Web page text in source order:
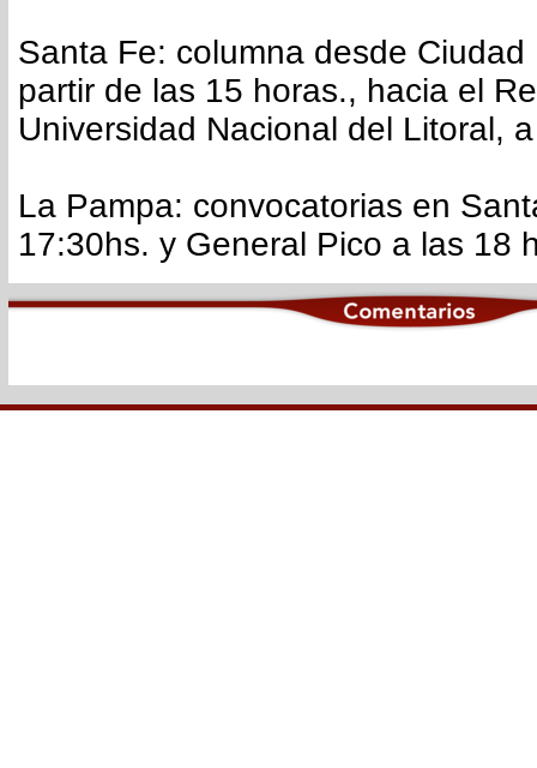
Santa Fe: columna desde Ciudad
partir de las 15 horas., hacia el
Universidad Nacional del Litoral,
La Pampa: convocatorias en
17:30hs. y General Pico a las 18